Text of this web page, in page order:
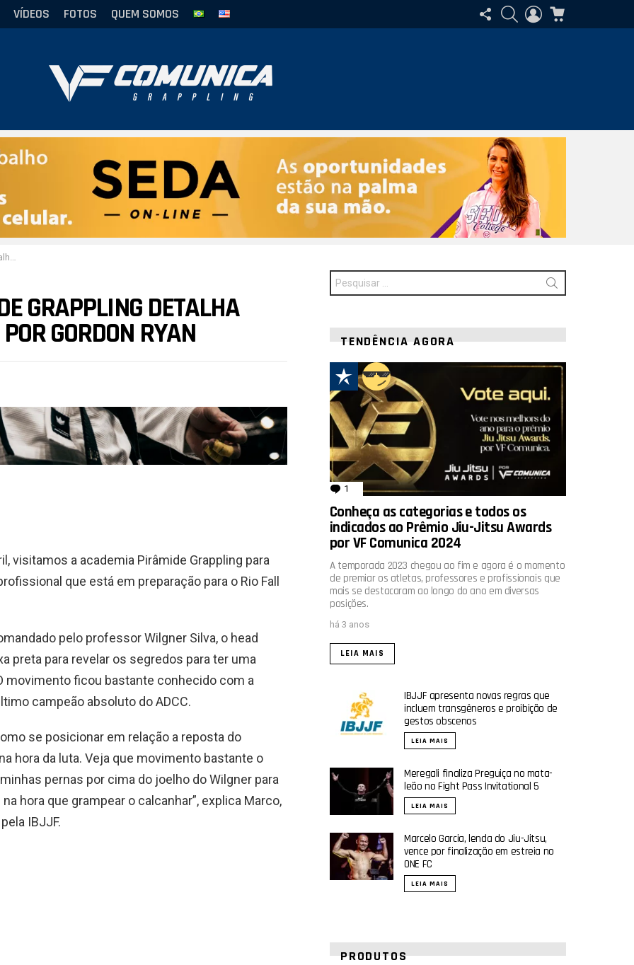
VÍDEOS FOTOS QUEM SOMOS
SIGA-
NOS
PESQUISAR
ENTRAR
GRAPPLING DETALHA
GORDON RYAN
visitamos a academia Pirâmide Grappling para
que está em preparação para o Rio Fall
pelo professor Wilgner Silva, o head
preta para revelar os segredos para ter uma
movimento ficou bastante conhecido com a
campeão absoluto do ADCC.
se posicionar em relação a reposta do
hora da luta. Veja que movimento bastante o
pernas por cima do joelho do Wilgner para
hora que grampear o calcanhar”, explica Marco,
IBJJF.
Procurar
por:
TENDÊNCIA AGORA
1 comentário
Conheça as categorias e todos os
indicados ao Prêmio Jiu-Jitsu Awards
por VF Comunica 2024
A temporada 2023 chegou ao fim e agora é o momento
de premiar os atletas, professores e profissionais que
mais se destacaram ao longo do ano em diversas
posições.
há 3 anos
LEIA MAIS
IBJJF apresenta novas regras que
incluem transgêneros e proibição de
gestos obscenos
LEIA MAIS
Meregali finaliza Preguiça no mata-
leão no Fight Pass Invitational 5
LEIA MAIS
Marcelo Garcia, lenda do Jiu-Jitsu,
vence por finalização em estreia no
ONE FC
LEIA MAIS
PRODUTOS